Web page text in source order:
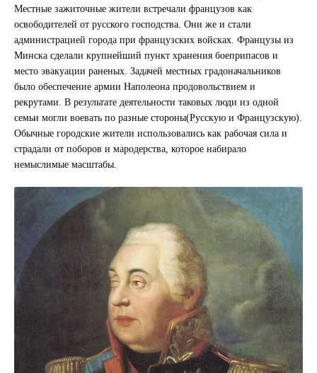
Местные зажиточные жители встречали французов как
освободителей от русского господства. Они же и стали
администрацией города при французских войсках. Французы из
Минска сделали крупнейший пункт хранения боеприпасов и
место эвакуации раненых. Задачей местных градоначальников
было обеспечение армии Наполеона продовольствием и
рекрутами. В результате деятельности таковых люди из одной
семьи могли воевать по разные стороны(Русскую и Французскую).
Обычные городские жители использовались как рабочая сила и
страдали от поборов и мародерства, которое набирало
немыслимые масштабы.